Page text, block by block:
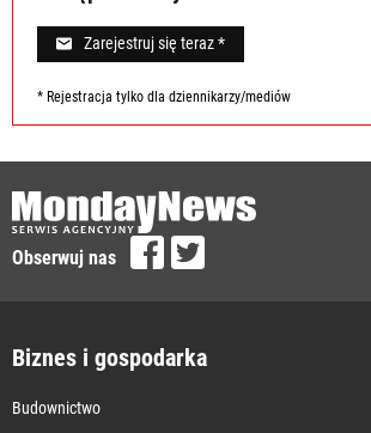
Zarejestruj się teraz *
* Rejestracja tylko dla dziennikarzy/mediów
Obserwuj nas
Biznes i gospodarka
Budownictwo